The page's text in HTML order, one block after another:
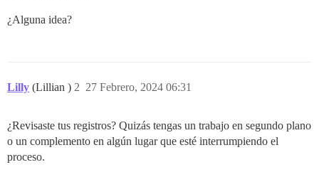
¿Alguna idea?
Lilly (Lillian ) 27 Febrero, 2024 06:31
2
¿Revisaste tus registros? Quizás tengas un trabajo en segundo plano
o un complemento en algún lugar que esté interrumpiendo el
proceso.